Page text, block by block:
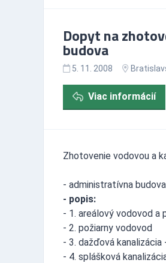
Dopyt na
budova
5. 11. 2008
Viac informácií
Zhotovenie vodovou a
- administratívna
- popis:
- 1. areálový vodovod a
- 2. požiarny vodovod
- 3. dažďová kanalizácia
- 4. splášková